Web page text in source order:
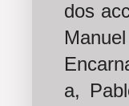
dos
a,